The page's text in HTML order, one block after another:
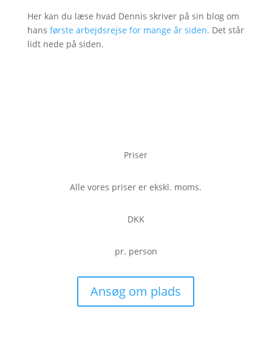
Her kan du læse hvad Dennis skriver på sin blog om
hans første arbejdsrejse for mange år siden. Det står
lidt nede på siden.
Priser
Alle vores priser er ekskl. moms.
DKK
pr. person
Ansøg om plads